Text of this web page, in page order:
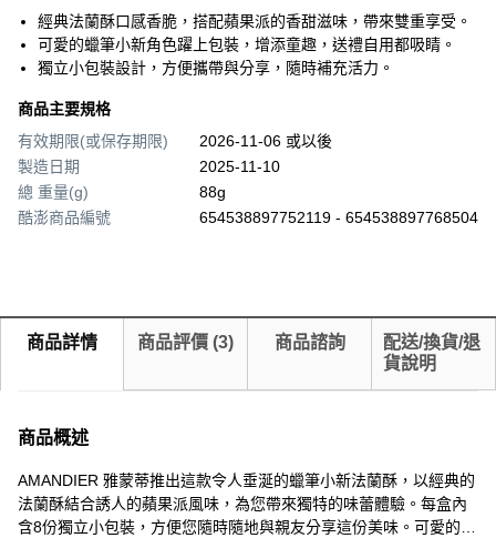
經典法蘭酥口感香脆，搭配蘋果派的香甜滋味，帶來雙重享受。
可愛的蠟筆小新角色躍上包裝，增添童趣，送禮自用都吸睛。
獨立小包裝設計，方便攜帶與分享，隨時補充活力。
商品主要規格
有效期限(或保存期限)
2026-11-06 或以後
製造日期
2025-11-10
總 重量(g)
88g
酷澎商品編號
654538897752119 - 654538897768504
商品詳情 商品評價 (3) 商品諮詢
配送/換貨/退
貨說明
商品概述
AMANDIER 雅蒙蒂推出這款令人垂涎的蠟筆小新法蘭酥，以經典的
法蘭酥結合誘人的蘋果派風味，為您帶來獨特的味蕾體驗。每盒內
含8份獨立小包裝，方便您隨時隨地與親友分享這份美味。可愛的蠟